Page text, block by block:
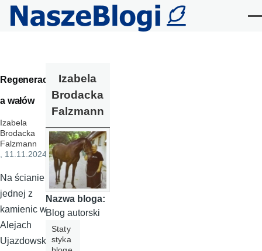
Przejdź do treści
Regeneracj
a wałów
Izabela
Brodacka
Falzmann
, 11.11.2024
Na ścianie
jednej z
kamienic w
Alejach
Ujazdowski
Izabela
Brodacka
Falzmann
Nazwa bloga:
Blog autorski
Staty
styka